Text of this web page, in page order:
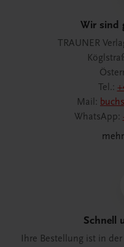
Wir sind
TRAUNER
Tel.:
Mail:
WhatsApp:
Schnell
Ihre Bestellung ist in